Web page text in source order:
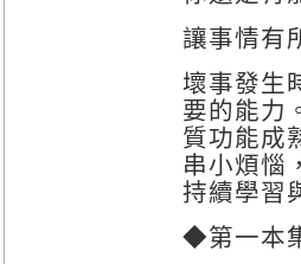
讓事情有
壞事發生
要的能力
質功能成
串小煩惱
持續學習
◆第一本